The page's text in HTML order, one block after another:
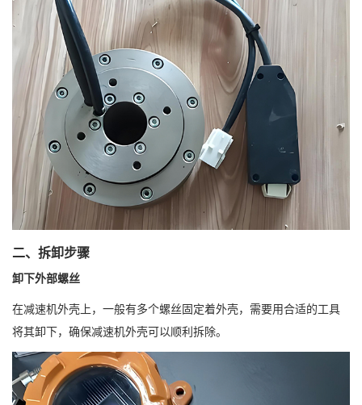
二、拆卸步骤
卸下外部螺丝
在减速机外壳上，一般有多个螺丝固定着外壳，需要用合适的工具
将其卸下，确保减速机外壳可以顺利拆除。